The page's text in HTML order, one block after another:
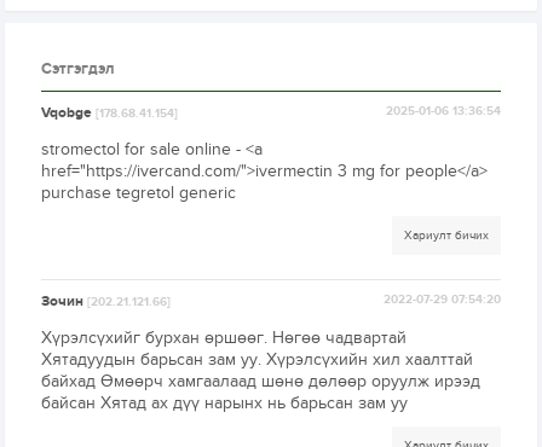
Сэтгэгдэл
Vqobge[178.68.41.154] 2025-01-06 13:36:54
stromectol for sale online - <a
href="https://ivercand.com/">ivermectin 3 mg for people</a>
purchase tegretol generic
Хариулт бичих
Зочин[202.21.121.66] 2022-07-29 07:54:20
Хүрэлсүхийг бурхан өршөөг. Нөгөө чадвартай
Хятадуудын барьсан зам уу. Хүрэлсүхийн хил хаалттай
байхад Өмөөрч хамгаалаад шөнө дөлөөр оруулж ирээд
байсан Хятад ах дүү нарынх нь барьсан зам уу